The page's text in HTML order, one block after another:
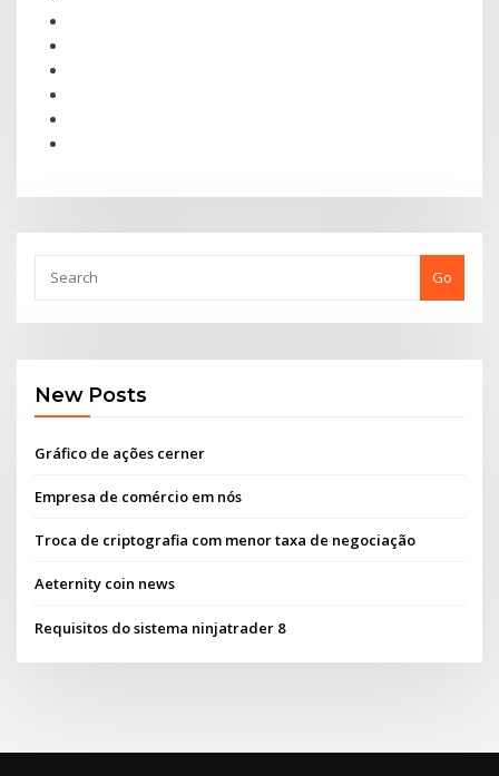
Go
New Posts
Gráfico de ações cerner
Empresa de comércio em nós
Troca de criptografia com menor taxa de negociação
Aeternity coin news
Requisitos do sistema ninjatrader 8